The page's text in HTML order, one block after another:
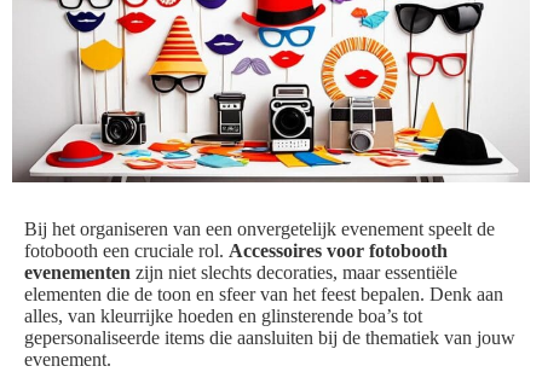
Bij het organiseren van een onvergetelijk evenement speelt de
fotobooth een cruciale rol. Accessoires voor fotobooth
evenementen zijn niet slechts decoraties, maar essentiële
elementen die de toon en sfeer van het feest bepalen. Denk aan
alles, van kleurrijke hoeden en glinsterende boa’s tot
gepersonaliseerde items die aansluiten bij de thematiek van jouw
evenement.